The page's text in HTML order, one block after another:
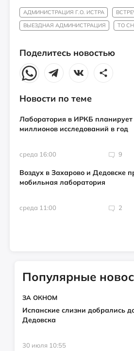
АДМИНИСТРАЦИЯ Г.О. ИСТРА
ВЫЕЗДНАЯ АДМИНИСТРАЦИЯ
ТО
Поделитесь новостью
Новости по теме
Лаборатория в ИРКБ планирует
миллионов исследований в год
среда 16:00 9
Воздух в Захарово и Дедовске
мобильная лаборатория
среда 11:00 2
Популярные
ЗА ОКНОМ
Испанские слизни добрались
Дедовска
30 июля 10:55